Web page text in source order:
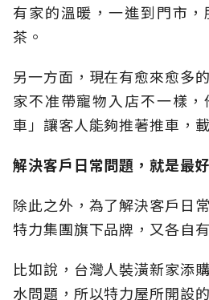
有家的溫暖，一進到門市
茶。
另一方面，現在有愈來愈多
家不准帶寵物入店不一樣
車」讓客人能夠推著推車，
解決客戶日常問題，就是最
除此之外，為了解決客戶日
特力集團旗下品牌，又各自
比如說，台灣人裝潢新家添
水問題，所以特力屋所開設